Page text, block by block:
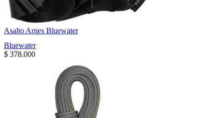
Asalto Arnes Bluewater
Bluewater
$ 378.000